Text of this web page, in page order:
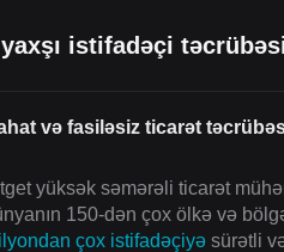
istifadəçi
və fasiləsiz ticarət
yüksək səmərəli ticarət
150-dən çox ölkə və
çox istifadəçiyə sürətli